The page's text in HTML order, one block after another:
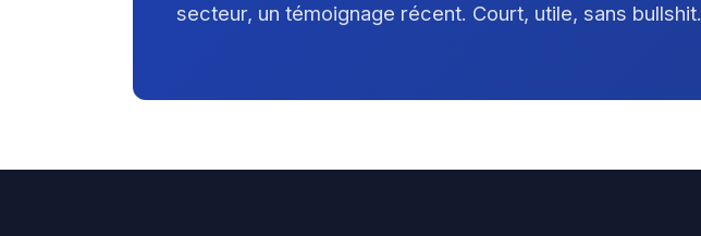
secteur, un témoignage récent. Court, utile, sans bullshit.